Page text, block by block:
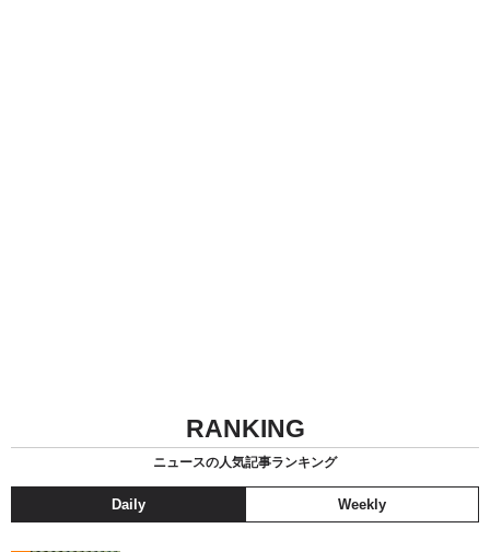
RANKING
ニュースの人気記事ランキング
Daily Weekly